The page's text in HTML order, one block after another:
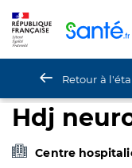
Retour à
Hdj
Centre